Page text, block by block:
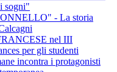
sogni"
- La storia
nel III
per gli studenti
incontra i protagonisti